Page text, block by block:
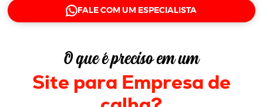
FALE COM UM ESPECIALISTA
O que é preciso em um
Site para Empresa de